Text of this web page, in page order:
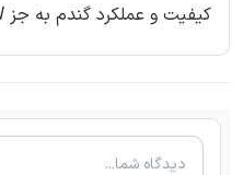
کیفیت و عملکرد گندم به جز TGW است.